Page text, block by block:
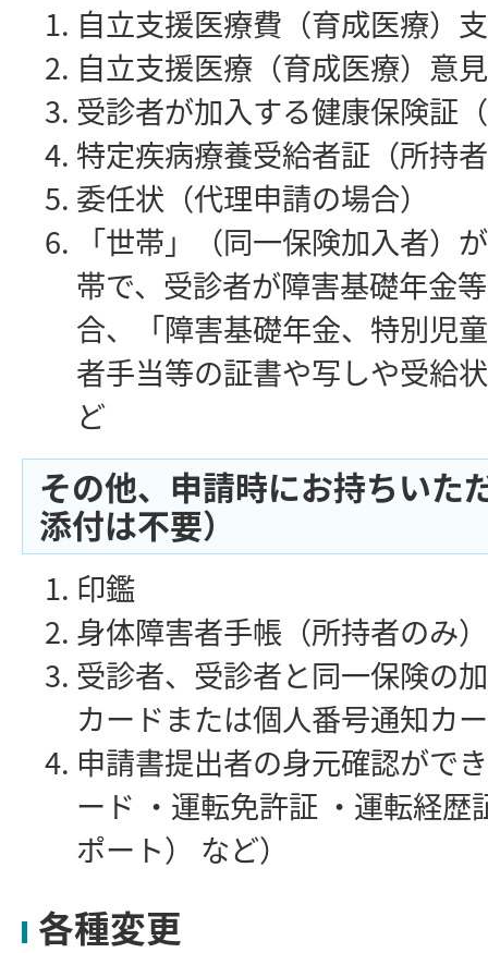
自立支援医療費（育成医療）
自立支援医療（育成医療）意
受診者が加入する健康保険証
特定疾病療養受給者証（所持
委任状（代理申請の場合）
「世帯」（同一保険加入者）
帯で、受診者が障害基礎年金
合、「障害基礎年金、特別児
者手当等の証書や写しや受給
ど
その他、申請時にお持ちいた
添付は不要）
印鑑
身体障害者手帳（所持者のみ）
受診者、受診者と同一保険の
カードまたは個人番号通知カ
申請書提出者の身元確認がで
ード ・運転免許証 ・運転経歴
ポート） など）
各種変更